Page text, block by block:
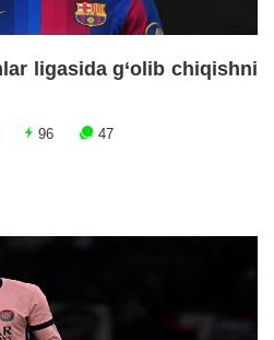
ligasida g‘olib chiqishni
96 47